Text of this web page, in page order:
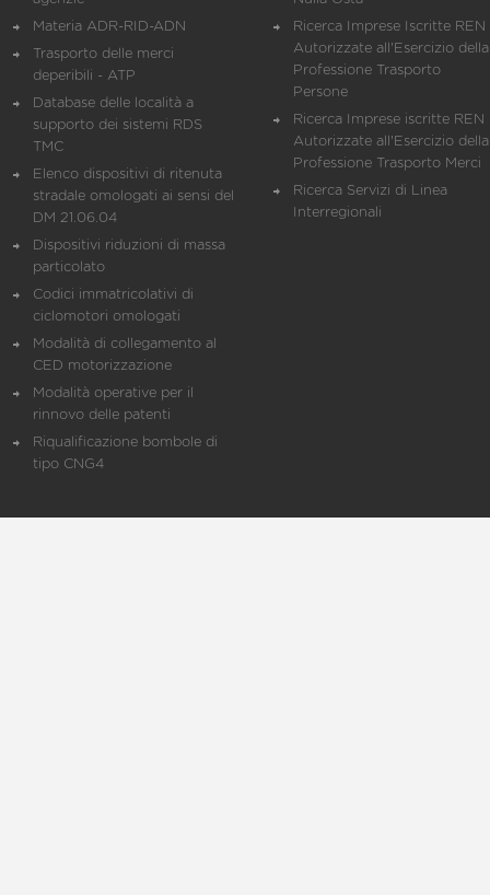
Materia ADR-RID-ADN
Trasporto delle merci
deperibili - ATP
Database delle località a
supporto dei sistemi RDS
TMC
Elenco dispositivi di ritenuta
stradale omologati ai sensi del
DM 21.06.04
Dispositivi riduzioni di massa
particolato
Codici immatricolativi di
ciclomotori omologati
Modalità di collegamento al
CED motorizzazione
Modalità operative per il
rinnovo delle patenti
Riqualificazione bombole di
tipo CNG4
Ricerca Imprese Iscritte REN
Autorizzate all'Esercizio della
Professione Trasporto
Persone
Ricerca Imprese iscritte REN
Autorizzate all'Esercizio della
Professione Trasporto Merci
Ricerca Servizi di Linea
Interregionali